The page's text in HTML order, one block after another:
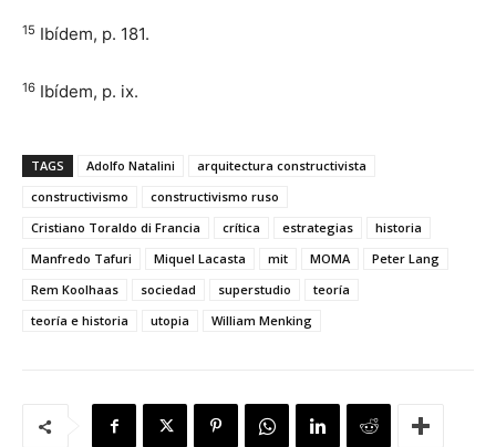
15 Ibídem, p. 181.
16 Ibídem, p. ix.
TAGS Adolfo Natalini
arquitectura constructivista
constructivismo
constructivismo ruso
Cristiano Toraldo di Francia
crítica estrategias
historia
Manfredo Tafuri
Miquel Lacasta mit MOMA
Peter Lang
Rem Koolhaas
sociedad superstudio
teoría
teoría e historia
utopia William Menking